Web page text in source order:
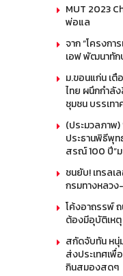
MUT 2023
พ่อแล
จาก “โครงกา
เอฟ พัฒนาทัก
ม.ขอนแก่น เ
ไทย ผนึกกำลั
ชุมชน บรรเท
(ประมวลภาพ)
ประธานพิธีพุ
สรณ์ 100 ปี”
ชนยับ! เทรล
กรมทางหลวง
โค้งอาถรรพ์
ต้องมีอุบัติเห
สกัดจับทัน ห
ส่งประเทศเ
กินสมองสดๆ